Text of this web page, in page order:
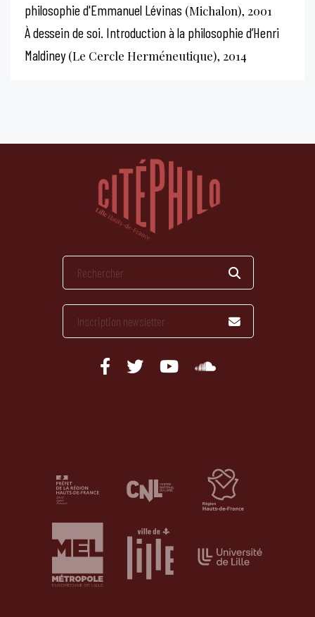
philosophie d'Emmanuel Lévinas (Michalon), 2001
À dessein de soi. Introduction à la philosophie d’Henri
Maldiney(Le Cercle Herméneutique), 2014